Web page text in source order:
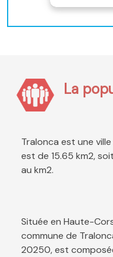
La
Tralonca est une
est de 15.65 km2,
au km2.
Située en Haute-
commune de
20250, est